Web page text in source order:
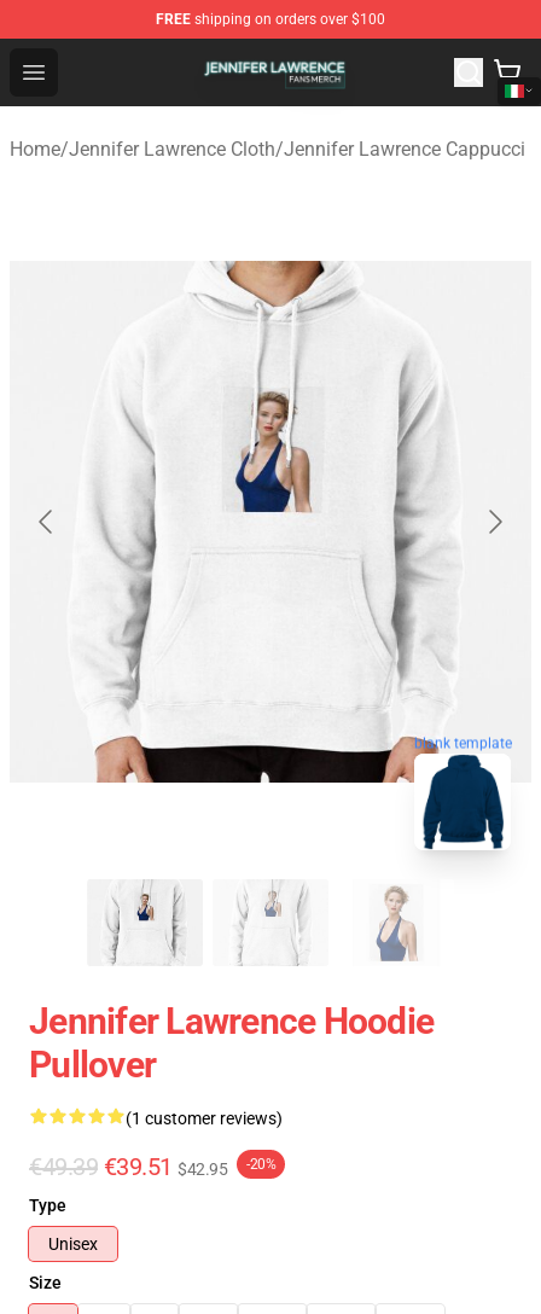
FREE shipping on orders over $100
Open menu
Jennifer Lawrence Shop - Official Jennifer Lawrence
Home/Jennifer Lawrence Cloth/Jennifer Lawrence Cappucci
blank template
Jennifer Lawrence Hoodie
Pullover
(1 customer reviews)
€49.39 €39.51 $42.95 -20%
Type
Unisex
Size